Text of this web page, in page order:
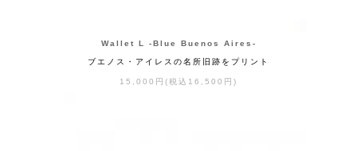
Wallet L -Blue Buenos Aires-
ブエノス・アイレスの名所旧跡をプリント
15,000円(税込16,500円)